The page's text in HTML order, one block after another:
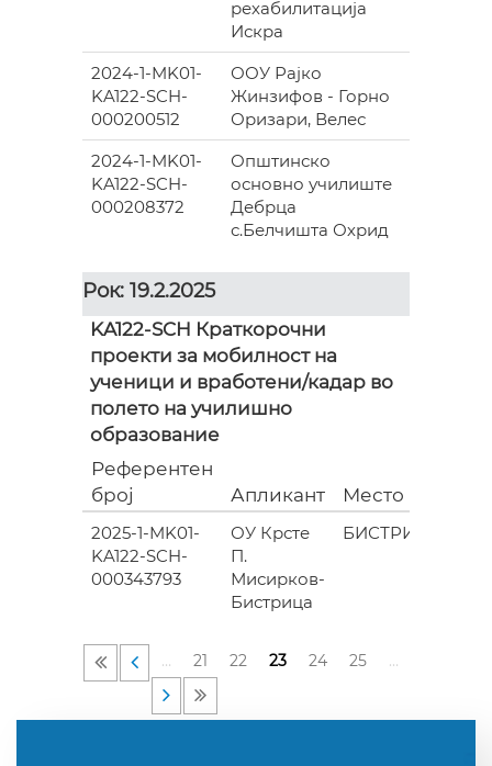
рехабилитација
Искра
2024-1-MK01-
KA122-SCH-
000200512
ООУ Рајко
Жинзифов - Горно
Оризари, Велес
2024-1-MK01-
KA122-SCH-
000208372
Општинско
основно училиште
Дебрца
с.Белчишта Охрид
Рок: 19.2.2025
KA122-SCH Краткорочни
проекти за мобилност на
ученици и вработени/кадар во
полето на училишно
образование
Референтен
број
Апликант Место
2025-1-MK01-
KA122-SCH-
000343793
ОУ Крсте
П.
Мисирков-
Бистрица
БИСТРИЦА
… 21 22 23 24 25 …